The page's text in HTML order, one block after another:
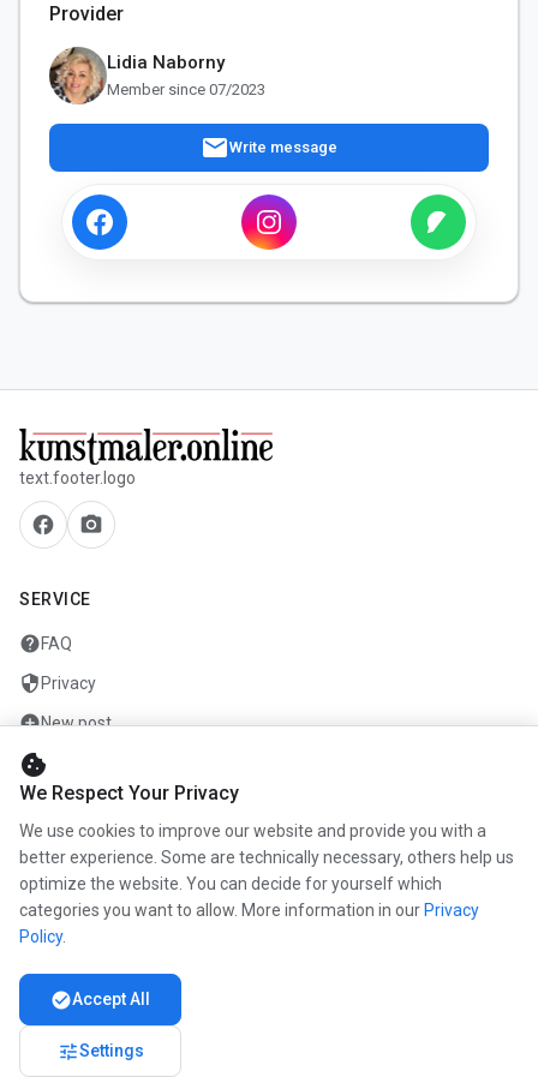
Provider
Lidia Naborny
Member since 07/2023
mailWrite message
text.footer.logo
facebook camera_alt
SERVICE
helpFAQ
security Privacy
add_circleNew post
mailContact
COMPANY
infoAbout us
work Career
Partners
cookie
We Respect Your Privacy
We use cookies to improve our website and provide you with a
better experience. Some are technically necessary, others help us
optimize the website. You can decide for yourself which
categories you want to allow. More information in our Privacy
Policy.
check_circleAccept All
tuneSettings